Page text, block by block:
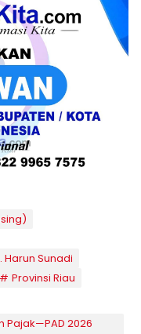
Harun Sunadi
Provinsi Riau
Pajak—PAD 2026